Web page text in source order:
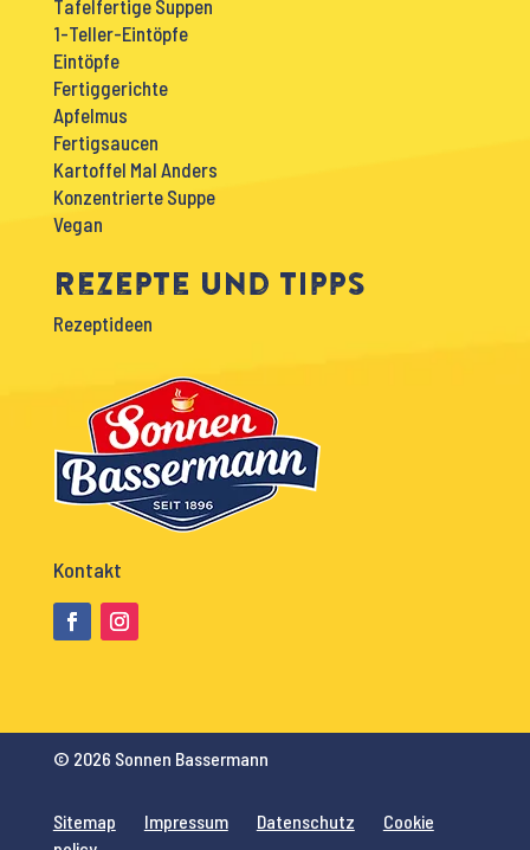
Tafelfertige Suppen
1-Teller-Eintöpfe
Eintöpfe
Fertiggerichte
Apfelmus
Fertigsaucen
Kartoffel Mal Anders
Konzentrierte Suppe
Vegan
Rezepte und Tipps
Rezeptideen
Kontakt
© 2026 Sonnen Bassermann
Sitemap Impressum Datenschutz
Cookie